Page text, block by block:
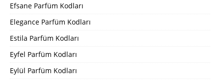
Efsane Parfüm Kodları
Elegance Parfüm Kodları
Estila Parfüm Kodları
Eyfel Parfüm Kodları
Eylül Parfüm Kodları